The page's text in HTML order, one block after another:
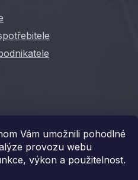
Vám umožnili pohodlné
provozu webu
výkon a použitelnost.